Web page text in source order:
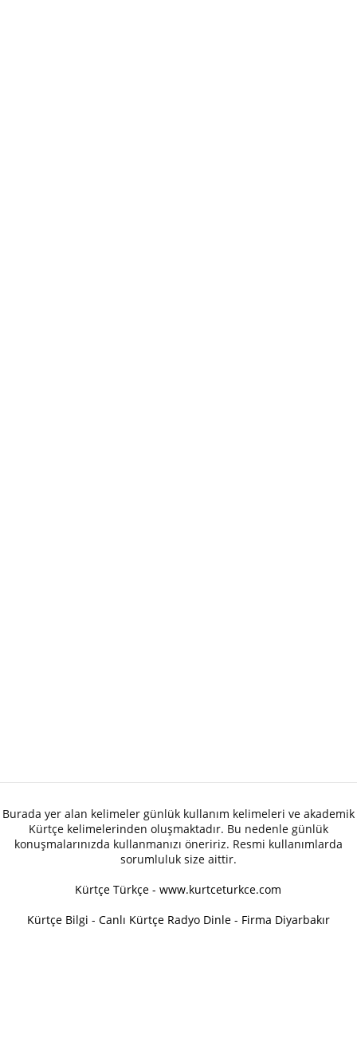
Burada yer alan kelimeler günlük kullanım kelimeleri ve akademik
Kürtçe kelimelerinden oluşmaktadır. Bu nedenle günlük
konuşmalarınızda kullanmanızı öneririz. Resmi kullanımlarda
sorumluluk size aittir.
Kürtçe Türkçe - www.kurtceturkce.com
Kürtçe Bilgi - Canlı Kürtçe Radyo Dinle - Firma Diyarbakır